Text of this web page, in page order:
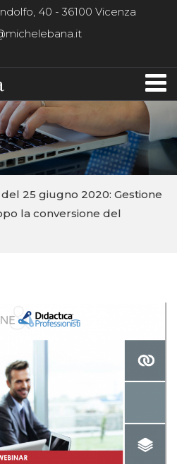
40 - 36100 Vicenza
25 giugno 2020: Gestione
la conversione del